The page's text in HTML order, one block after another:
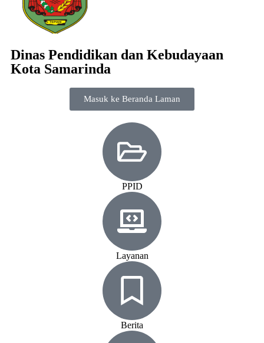
Dinas Pendidikan dan Kebudayaan
Kota Samarinda
Masuk ke Beranda Laman
PPID
Layanan
Berita